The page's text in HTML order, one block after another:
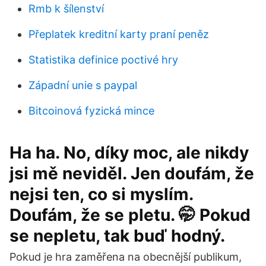
Rmb k šílenství
Přeplatek kreditní karty praní peněz
Statistika definice poctivé hry
Západní unie s paypal
Bitcoinová fyzická mince
Ha ha. No, díky moc, ale nikdy
jsi mě neviděl. Jen doufám, že
nejsi ten, co si myslím.
Doufám, že se pletu. 🤭 Pokud
se nepletu, tak buď hodný.
Pokud je hra zaměřena na obecnější publikum,